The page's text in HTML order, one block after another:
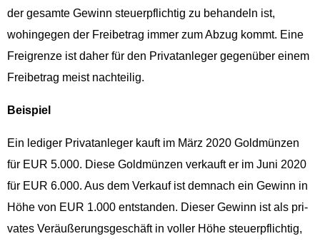
der gesamte Gewinn steuerpflichtig zu behan­deln ist,
wohinge­gen der Frei­be­trag immer zum Abzug kommt. Eine
Frei­gren­ze ist daher für den Pri­vatan­leger gegenüber einem
Frei­be­trag meist nachteilig.
Beispiel
Ein ledi­ger Pri­vatan­leger kauft im März 2020 Gold­münzen
für EUR 5.000. Diese Gold­münzen verkauft er im Juni 2020
für EUR 6.000. Aus dem Verkauf ist dem­nach ein Gewinn in
Höhe von EUR 1.000 ent­standen. Dieser Gewinn ist als pri­
vates Veräußerungs­geschäft in voller Höhe steuerpflichtig,